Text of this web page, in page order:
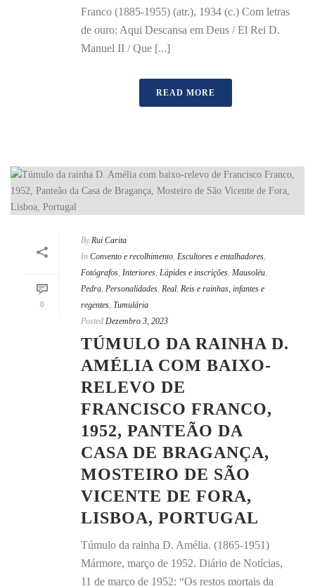
Franco (1885-1955) (atr.), 1934 (c.) Com letras
de ouro: Aqui Descansa em Deus / El Rei D.
Manuel II / Que [...]
READ MORE
0
By Rui Carita
In Convento e recolhimento, Escultores e entalhadores,
Fotógrafos, Interiores, Lápides e inscrições, Mausoléu,
Pedra, Personalidades, Real, Reis e rainhas, infantes e
regentes, Tumulária
Posted Dezembro 3, 2023
TÚMULO DA RAINHA D.
AMÉLIA COM BAIXO-
RELEVO DE
FRANCISCO FRANCO,
1952, PANTEÃO DA
CASA DE BRAGANÇA,
MOSTEIRO DE SÃO
VICENTE DE FORA,
LISBOA, PORTUGAL
Túmulo da rainha D. Amélia. (1865-1951)
Mármore, março de 1952. Diário de Notícias,
11 de março de 1952: “Os restos mortais da